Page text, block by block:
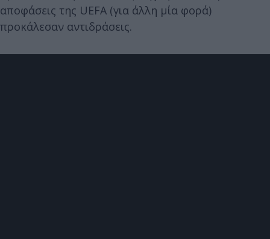
αποφάσεις της UEFA (για άλλη μία φορά)
προκάλεσαν αντιδράσεις.